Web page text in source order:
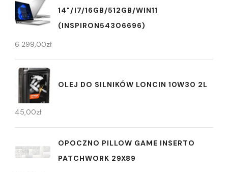
14"/I7/16GB/512GB/WIN11
(INSPIRON54306696)
6 299,00zł
OLEJ DO SILNIKÓW LONCIN 10W30 2L
45,00zł
OPOCZNO PILLOW GAME INSERTO
PATCHWORK 29X89